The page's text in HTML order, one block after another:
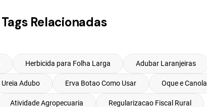
Tags Relacionadas
Herbicida para Folha Larga Adubar Laranjeiras
Ureia Adubo Erva Botao Como Usar Oque e Canola
Atividade Agropecuaria Regularizacao Fiscal Rural